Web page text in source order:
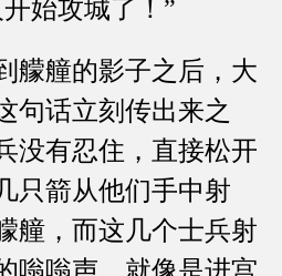
始攻城了！”
艟的影子之后，大
句话立刻传出来之
没有忍住，直接松开
只箭从他们手中射
艟，而这几个士兵射